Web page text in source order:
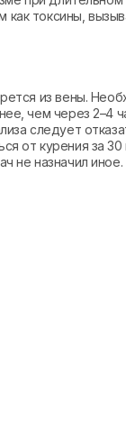
токсины,
из вены.
чем через 2–4
следует
от курения за
не назначил иное.